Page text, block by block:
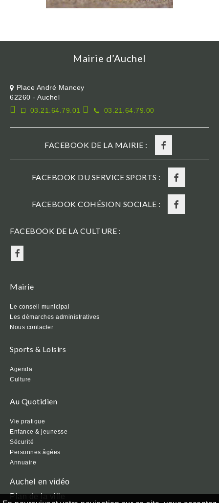
Mairie d’Auchel
Place André Mancey
62260 - Auchel
03.21.64.79.01
03.21.64.79.00
FACEBOOK DE LA MAIRIE :
FACEBOOK DU SERVICE SPORTS :
FACEBOOK COHÉSION SOCIALE :
FACEBOOK DE LA CULTURE :
Mairie
Le conseil municipal
Les démarches administratives
Nous contacter
Sports & Loisirs
Agenda
Culture
Au Quotidien
Vie pratique
Enfance & jeunesse
Sécurité
Personnes âgées
Annuaire
Auchel en vidéo
Plan de la ville